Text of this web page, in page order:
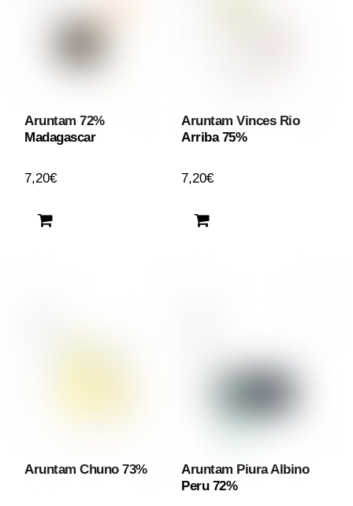
Aruntam 72%
Madagascar
7,20€
Aruntam Vinces Rio
Arriba 75%
7,20€
Aruntam Chuno 73%
Aruntam Piura Albino
Peru 72%